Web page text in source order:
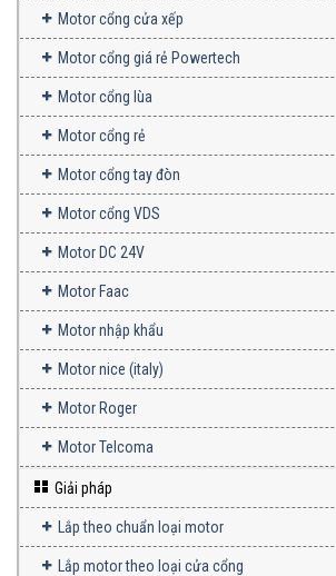
Motor cổng cửa xếp
Motor cổng giá rẻ Powertech
Motor cổng lùa
Motor cổng rẻ
Motor cổng tay đòn
Motor cổng VDS
Motor DC 24V
Motor Faac
Motor nhập khẩu
Motor nice (italy)
Motor Roger
Motor Telcoma
Giải pháp
Lắp theo chuẩn loại motor
Lắp motor theo loại cửa cổng